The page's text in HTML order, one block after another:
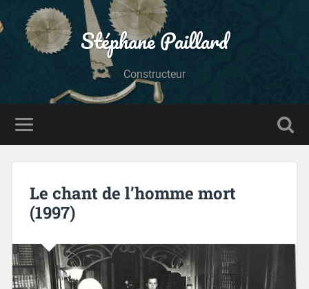
Stéphane Paillard
Constructeur
Le chant de l’homme mort
(1997)